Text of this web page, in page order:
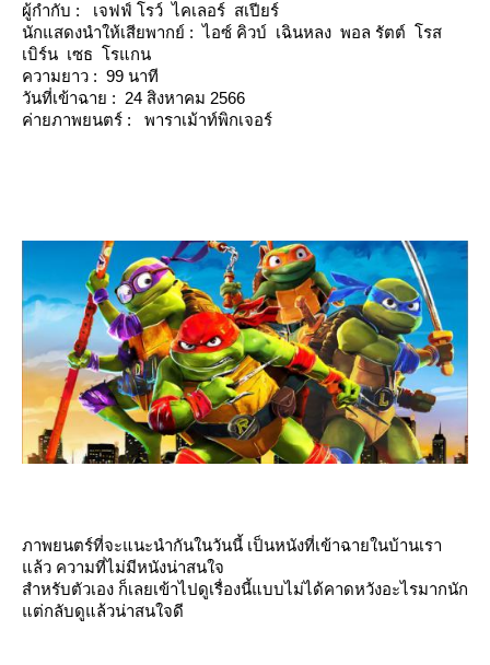
ผู้กำกับ : เจฟฟ์ โรว์ ไคเลอร์ สเปียร์
นักแสดงนำให้เสียพากย์ : ไอซ์ คิวบ์ เฉินหลง พอล รัตต์ โรส
เบิร์น เซธ โรแกน
ความยาว : 99 นาที
วันที่เข้าฉาย : 24 สิงหาคม 2566
ค่ายภาพยนตร์ : พาราเม้าท์พิกเจอร์
ภาพยนตร์ที่จะแนะนำกันในวันนี้ เป็นหนังที่เข้าฉายในบ้านเรา
ล้ว ความที่ไม่มีหนังน่าสนใจ
สำหรับตัวเอง ก็เลยเข้าไปดูเรื่องนี้แบบไม่ได้คาดหวังอะไรมากนัก
ต่กลับดูแล้วน่าสนใจดี